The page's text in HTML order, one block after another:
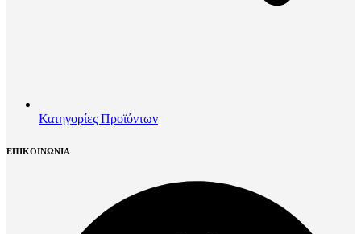
Κατηγορίες Προϊόντων
ΕΠΙΚΟΙΝΩΝΙΑ